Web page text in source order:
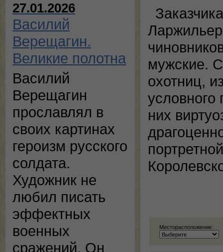
27.01.2026
Василий
Верещагин.
Великие полотна
Василий
Верещагин
прославлял в
своих картинах
героизм русского
солдата.
Художник не
любил писать
эффектных
военных
сражений. Он
мужские.
охотниц,
них
Месторасположение: